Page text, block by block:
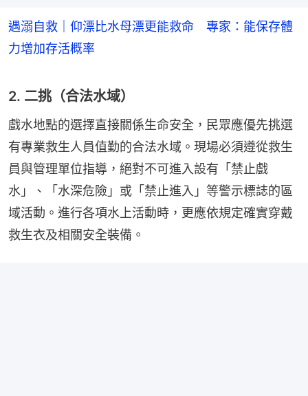
遇溺自救｜仰漂比水母漂更能救命 專家：能保存體
力增加存活概率
2. 二挑（合法水域）
戲水地點的選擇直接關係生命安全，民眾應優先挑選
有專業救生人員值勤的合法水域。現場必須遵從救生
員與管理單位指導，絕對不可進入設有「禁止戲
水」、「水深危險」或「禁止進入」等警示標誌的區
域活動。進行各項水上活動時，更應依規定確實穿戴
救生衣及相關安全裝備。